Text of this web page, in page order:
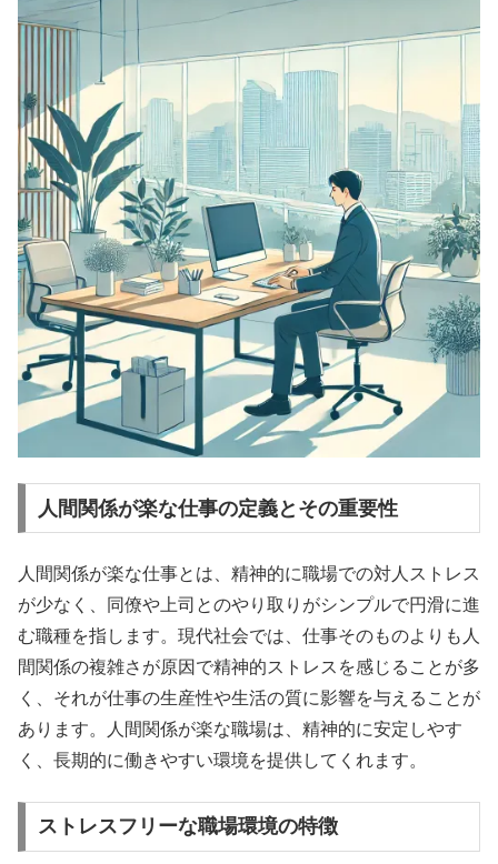
人間関係が楽な仕事の定義とその重要性
人間関係が楽な仕事とは、精神的に職場での対人ストレス
が少なく、同僚や上司とのやり取りがシンプルで円滑に進
む職種を指します。現代社会では、仕事そのものよりも人
間関係の複雑さが原因で精神的ストレスを感じることが多
く、それが仕事の生産性や生活の質に影響を与えることが
あります。人間関係が楽な職場は、精神的に安定しやす
く、長期的に働きやすい環境を提供してくれます。
ストレスフリーな職場環境の特徴